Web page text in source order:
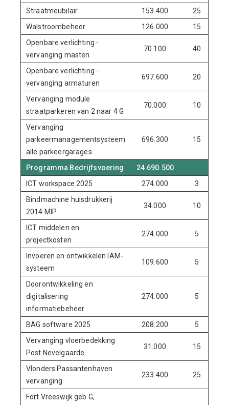
Straatmeubilair
153.400
25
Walstroombeheer
126.000
15
Openbare verlichting -
vervanging masten
70.100 40
Openbare verlichting -
vervanging armaturen
697.600 20
Vervanging module
straatparkeren van 2 naar 4 G
70.000 10
Vervanging
parkeermanagementsysteem
alle parkeergarages
696.300 15
Programma Bedrijfsvoering
24.690.500
ICT workspace 2025
274.000
3
Bindmachine huisdrukkerij
2014 MIP
34.000 10
ICT middelen en
projectkosten
274.000 5
Invoeren en ontwikkelen IAM-
systeem
109.600 5
Doorontwikkeling en
digitalisering
informatiebeheer
274.000 5
BAG software 2025 208.200
5
Vervanging vloerbedekking
Post Nevelgaarde
31.000 15
Vlonders Passantenhaven
vervanging
233.400 25
Fort Vreeswijk geb G,